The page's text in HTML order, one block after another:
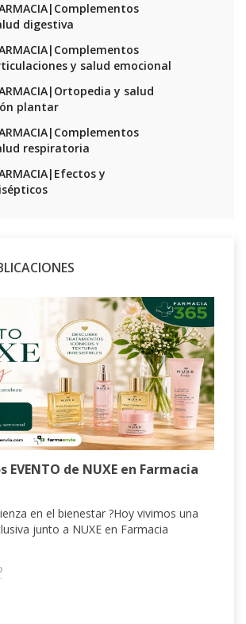
digestiva
y salud emocional
y salud
plantar
respiratoria
y
EVENTO de NUXE en Farmacia
en el bienestar ?Hoy vivimos una
junto a NUXE en Farmacia